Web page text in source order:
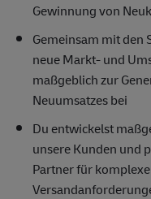
Gewinnung von
Gemeinsam mit den
neue Markt- und
maßgeblich zur
Neuumsatzes bei
Du entwickelst
unsere Kunden und
Partner für